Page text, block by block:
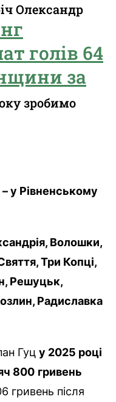
Олександр
голів 64
за
зробимо
у Рівненському
Волошки,
Три Копці,
Решуцьк,
Радиславка
Гуц у 2025 році
800 гривень
гривень після